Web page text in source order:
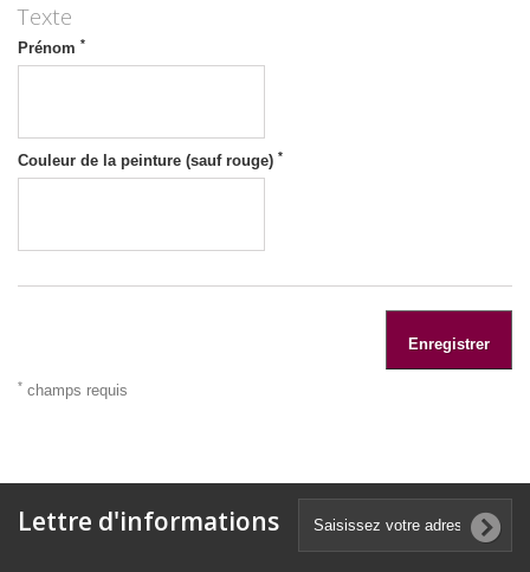
Texte
Prénom *
Couleur de la peinture (sauf rouge) *
Enregistrer
* champs requis
Lettre d'informations